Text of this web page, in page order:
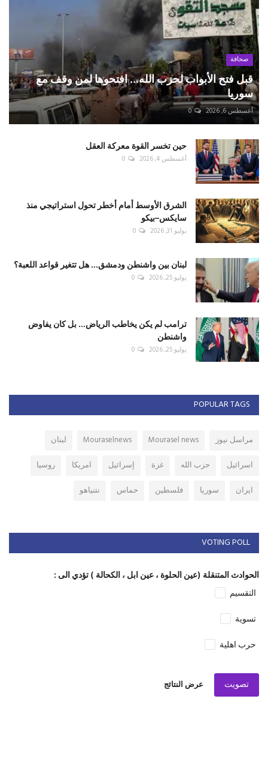
صحافة
قبل فتح الأبواب لحزب الله... افتحوها لمن وقف مع
سوريا
أغسطس 6, 2026 0
حين تخسر القوة معركة العقل
أغسطس 4, 2026 0
الشرق الأوسط أمام أخطر تحول استراتيجي منذ
سايكس–بيكو
يوليو 31, 2026 0
لبنان بين واشنطن ودمشق... هل تتغير قواعد اللعبة؟
يوليو 25, 2026 0
ترامب لم يكن يخاطب الرياض... بل كان يفاوض
واشنطن
يوليو 25, 2026 0
POPULAR TAGS
مراسل نيوز Mourasel news
Mouraselnews
لبنان
اسرائيل
حزب الله غزة إسرائيل امريكا
روسيا
ايران
سوريا فلسطين حماس نتنياهو
VOTING POLL
الحوادث المتنقلة (عين الحلوة ، عين ابل ، الكحالة ) تؤدي الى :
التقسيم
تسوية
حرب اهلية
تصويت عرض النتائج